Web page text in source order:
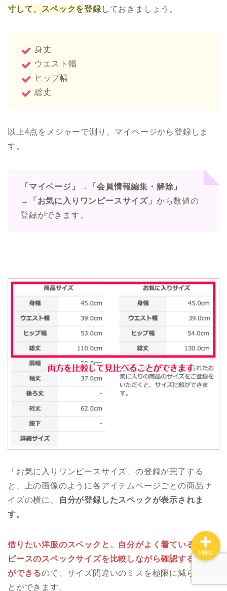
寸して、スペックを登録 しておきましょう。
身丈
ウエスト幅
ヒップ幅
総丈
以上4点をメジャーで測り、マイページから登録しま
す。
「マイページ」→「会員情報編集・解除」
→「お気に入りワンピースサイズ」 から数値の
登録ができます。
「お気に入りワンピースサイズ」の登録が完了する
と、上の画像のように各アイテムページごとの商品サ
イズの横に、
自分が登録したスペックが表示されま
す。
借りたい洋服のスペックと、自分がよく着ているワン
ピースのスペックサイズを比較しながら確認すること
ができるので、サイズ間違いのミスを極限に減らすこ
とができます。
MENU
エアークローゼット
エディストクローゼット
利用シーン別おすすめ